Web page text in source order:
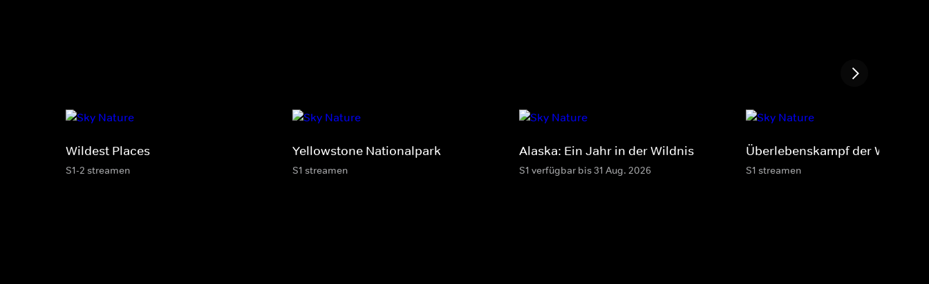
Wildest Places
S1-2 streamen
Yellowstone Nationalpark
S1 streamen
Alaska: Ein Jahr in der Wildnis
S1 verfügbar bis 31 Aug. 2026
Überlebenskampf der Wildtiere
S1 streamen